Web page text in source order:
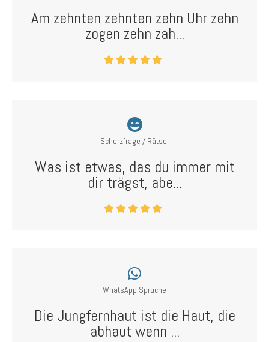
Am zehnten zehnten zehn Uhr zehn
zogen zehn zah...
Scherzfrage / Rätsel
Was ist etwas, das du immer mit
dir trägst, abe...
WhatsApp Sprüche
Die Jungfernhaut ist die Haut, die
abhaut wenn ...